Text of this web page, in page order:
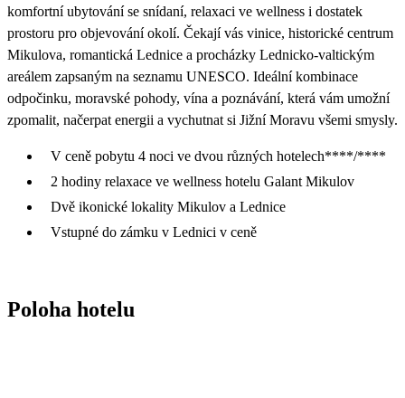
komfortní ubytování se snídaní, relaxaci ve wellness i dostatek
prostoru pro objevování okolí. Čekají vás vinice, historické centrum
Mikulova, romantická Lednice a procházky Lednicko-valtickým
areálem zapsaným na seznamu UNESCO. Ideální kombinace
odpočinku, moravské pohody, vína a poznávání, která vám umožní
zpomalit, načerpat energii a vychutnat si Jižní Moravu všemi smysly.
V ceně pobytu 4 noci ve dvou různých hotelech****/****
2 hodiny relaxace ve wellness hotelu Galant Mikulov
Dvě ikonické lokality Mikulov a Lednice
Vstupné do zámku v Lednici v ceně
Poloha hotelu